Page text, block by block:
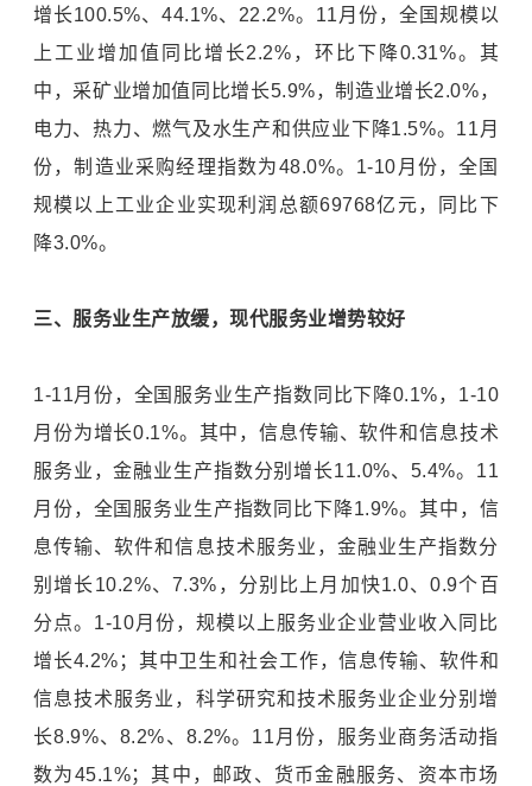
增长100.5%、44.1%、22.2%。11月份，全国规模以
上工业增加值同比增长2.2%，环比下降0.31%。其
中，采矿业增加值同比增长5.9%，制造业增长2.0%，
电力、热力、燃气及水生产和供应业下降1.5%。11月
份，制造业采购经理指数为48.0%。1-10月份，全国
规模以上工业企业实现利润总额69768亿元，同比下
降3.0%。
三、服务业生产放缓，现代服务业增势较好
1-11月份，全国服务业生产指数同比下降0.1%，1-10
月份为增长0.1%。其中，信息传输、软件和信息技术
服务业，金融业生产指数分别增长11.0%、5.4%。11
月份，全国服务业生产指数同比下降1.9%。其中，信
息传输、软件和信息技术服务业，金融业生产指数分
别增长10.2%、7.3%，分别比上月加快1.0、0.9个百
分点。1-10月份，规模以上服务业企业营业收入同比
增长4.2%；其中卫生和社会工作，信息传输、软件和
信息技术服务业，科学研究和技术服务业企业分别增
长8.9%、8.2%、8.2%。11月份，服务业商务活动指
数为45.1%；其中，邮政、货币金融服务、资本市场